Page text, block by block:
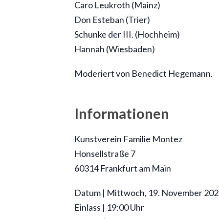
Caro Leukroth (Mainz)
Don Esteban (Trier)
Schunke der III. (Hochheim)
Hannah (Wiesbaden)
Moderiert von Benedict Hegemann.
Informationen
Kunstverein Familie Montez
Honsellstraße 7
60314 Frankfurt am Main
Datum | Mittwoch, 19. November
Einlass | 19:00 Uhr